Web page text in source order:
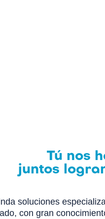
Tú nos
juntos
soluciones
con gran